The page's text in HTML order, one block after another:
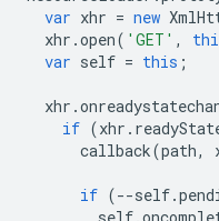
var xhr = new
xhr .open( 'GET' ,
var self = this ;
xhr .
if (xhr .
callback(path,
if (--self.